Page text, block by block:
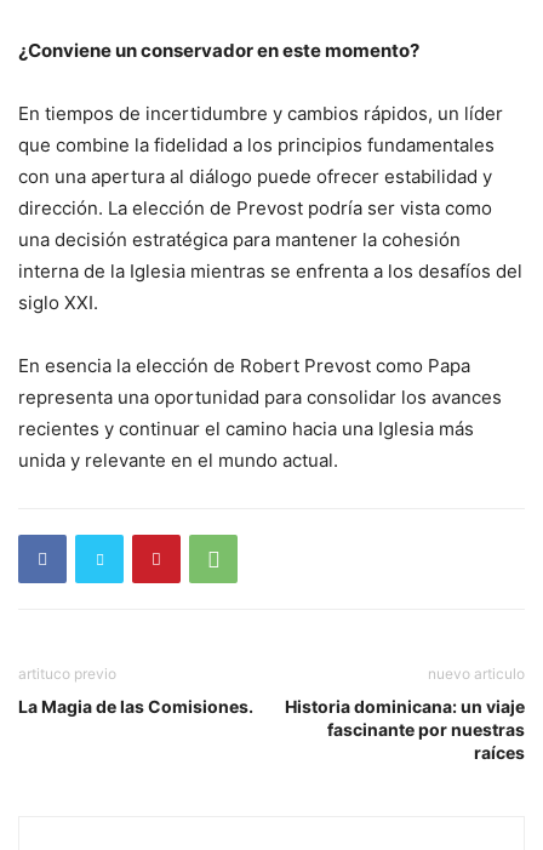
¿Conviene un conservador en este momento?
En tiempos de incertidumbre y cambios rápidos, un líder
que combine la fidelidad a los principios fundamentales
con una apertura al diálogo puede ofrecer estabilidad y
dirección. La elección de Prevost podría ser vista como
una decisión estratégica para mantener la cohesión
interna de la Iglesia mientras se enfrenta a los desafíos del
siglo XXI.
En esencia la elección de Robert Prevost como Papa
representa una oportunidad para consolidar los avances
recientes y continuar el camino hacia una Iglesia más
unida y relevante en el mundo actual.
artituco previo
La Magia de las Comisiones.
nuevo articulo
Historia dominicana: un viaje
fascinante por nuestras
raíces